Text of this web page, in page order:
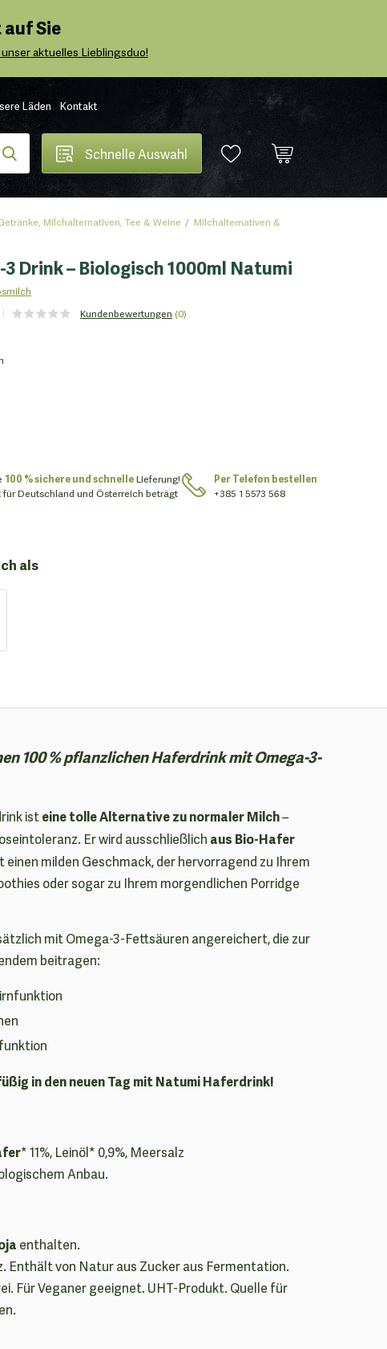
Sie
aktuelles Lieblingsduo!
Läden Kontakt
Schnelle Auswahl
Milchalternativen, Tee & Weine
Milchalternativen &
Drink – Biologisch 1000ml Natumi
Kundenbewertungen (0)
100 % sichere und schnelleLieferung!
für Deutschland und Österreich beträgt
Per Telefon bestellen
+385 1 5573 568
als
100 % pflanzlichen Haferdrink mit Omega-3-
isteine tolle Alternative zu normaler Milch–
Er wird ausschließlich aus Bio-Hafer
einen milden Geschmack, der hervorragend zu Ihrem
oder sogar zu Ihrem morgendlichen Porridge
mit Omega-3-Fettsäuren angereichert, die zur
beitragen:
in den neuen Tag mit Natumi Haferdrink!
* 11%, Leinöl* 0,9%, Meersalz
Anbau.
enthalten.
Enthält von Natur aus Zucker aus Fermentation.
Für Veganer geeignet. UHT-Produkt. Quelle für